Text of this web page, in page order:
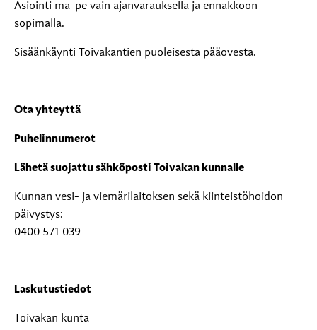
Asiointi ma-pe vain ajanvarauksella ja ennakkoon
sopimalla.
Sisäänkäynti Toivakantien puoleisesta pääovesta.
Ota yhteyttä
Puhelinnumerot
Lähetä suojattu sähköposti Toivakan kunnalle
Kunnan vesi- ja viemärilaitoksen sekä kiinteistöhoidon
päivystys:
0400 571 039
Laskutustiedot
Toivakan kunta